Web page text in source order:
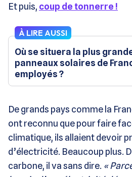
Et puis, coup de tonnerre !
À LIRE AUSSI
Où se situera la plus
panneaux solaires de
employés ?
De grands pays comme la
ont reconnu que pour faire
climatique, ils allaient devoir
d’électricité. Beaucoup plus.
carbone, il va sans dire. «